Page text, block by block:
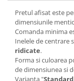
Pretul afisat este
dimensiunile
Comanda minima
Inelele de centrare
ridicate.
Forma si culoarea
de dimensiunea si
Varianta "